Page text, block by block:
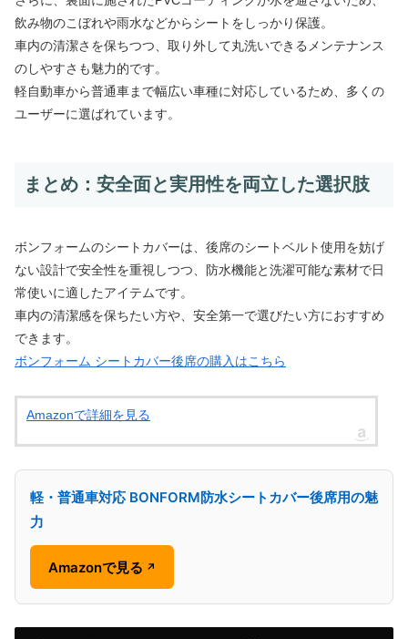
飲み物のこぼれや雨水などからシートをしっかり保護。
車内の清潔さを保ちつつ、取り外して丸洗いできるメンテナンス
のしやすさも魅力的です。
軽自動車から普通車まで幅広い車種に対応しているため、多くの
ユーザーに選ばれています。
まとめ：安全面と実用性を両立した選択肢
ボンフォームのシートカバーは、後席のシートベルト使用を妨げ
ない設計で安全性を重視しつつ、防水機能と洗濯可能な素材で日
常使いに適したアイテムです。
車内の清潔感を保ちたい方や、安全第一で選びたい方におすすめ
できます。
ボンフォーム シートカバー後席の購入はこちら
Amazonで詳細を見る
軽・普通車対応 BONFORM防水シートカバー後席用の魅
力
Amazonで見る ↗